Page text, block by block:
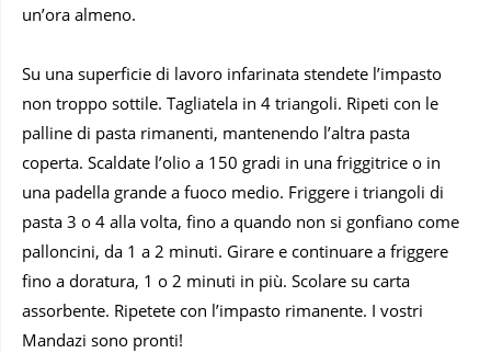
un’ora almeno.
Su una superficie di lavoro infarinata stendete l’impasto
non troppo sottile. Tagliatela in 4 triangoli. Ripeti con le
palline di pasta rimanenti, mantenendo l’altra pasta
coperta. Scaldate l’olio a 150 gradi in una friggitrice o in
una padella grande a fuoco medio. Friggere i triangoli di
pasta 3 o 4 alla volta, fino a quando non si gonfiano come
palloncini, da 1 a 2 minuti. Girare e continuare a friggere
fino a doratura, 1 o 2 minuti in più. Scolare su carta
assorbente. Ripetete con l’impasto rimanente. I vostri
Mandazi sono pronti!